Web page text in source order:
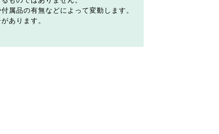
属品の有無などによって変動します。
あります。